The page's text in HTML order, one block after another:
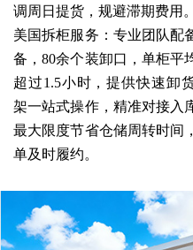
调周日提货，规避滞期费用。
美国拆柜服务：专业团队配
备，80余个装卸口，单柜平
超过1.5小时，提供快速卸
架一站式操作，精准对接入
最大限度节省仓储周转时间
单及时履约。